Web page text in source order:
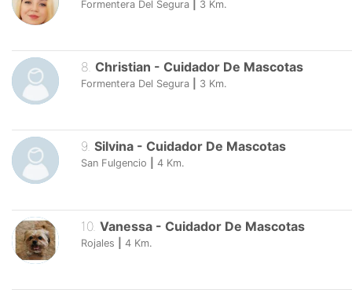
Formentera Del Segura 3 Km.
8. Christian - Cuidador De Mascotas
Formentera Del Segura 3 Km.
9. Silvina - Cuidador De Mascotas
San Fulgencio 4 Km.
10. Vanessa - Cuidador De Mascotas
Rojales 4 Km.